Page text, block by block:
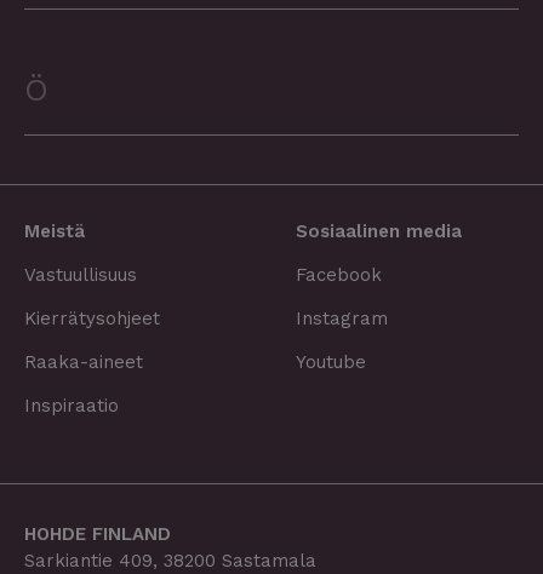
Ö
Meistä
Vastuullisuus
Kierrätysohjeet
Raaka-aineet
Inspiraatio
Sosiaalinen media
Facebook
Instagram
Youtube
HOHDE FINLAND
Sarkiantie 409, 38200 Sastamala